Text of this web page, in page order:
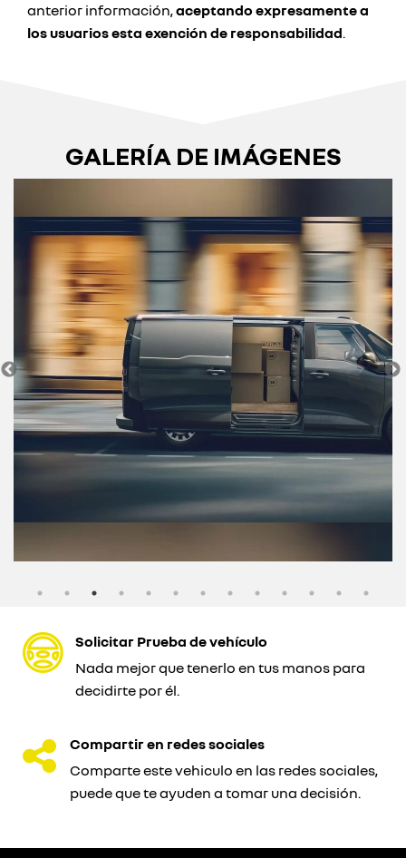
anterior información,aceptando expresamente a
los usuarios esta exención de responsabilidad.
GALERÍA DE IMÁGENES
Solicitar Prueba de vehículo
Nada mejor que tenerlo en tus manos para
decidirte por él.
Compartir en redes sociales
Comparte este vehiculo en las redes sociales,
puede que te ayuden a tomar una decisión.